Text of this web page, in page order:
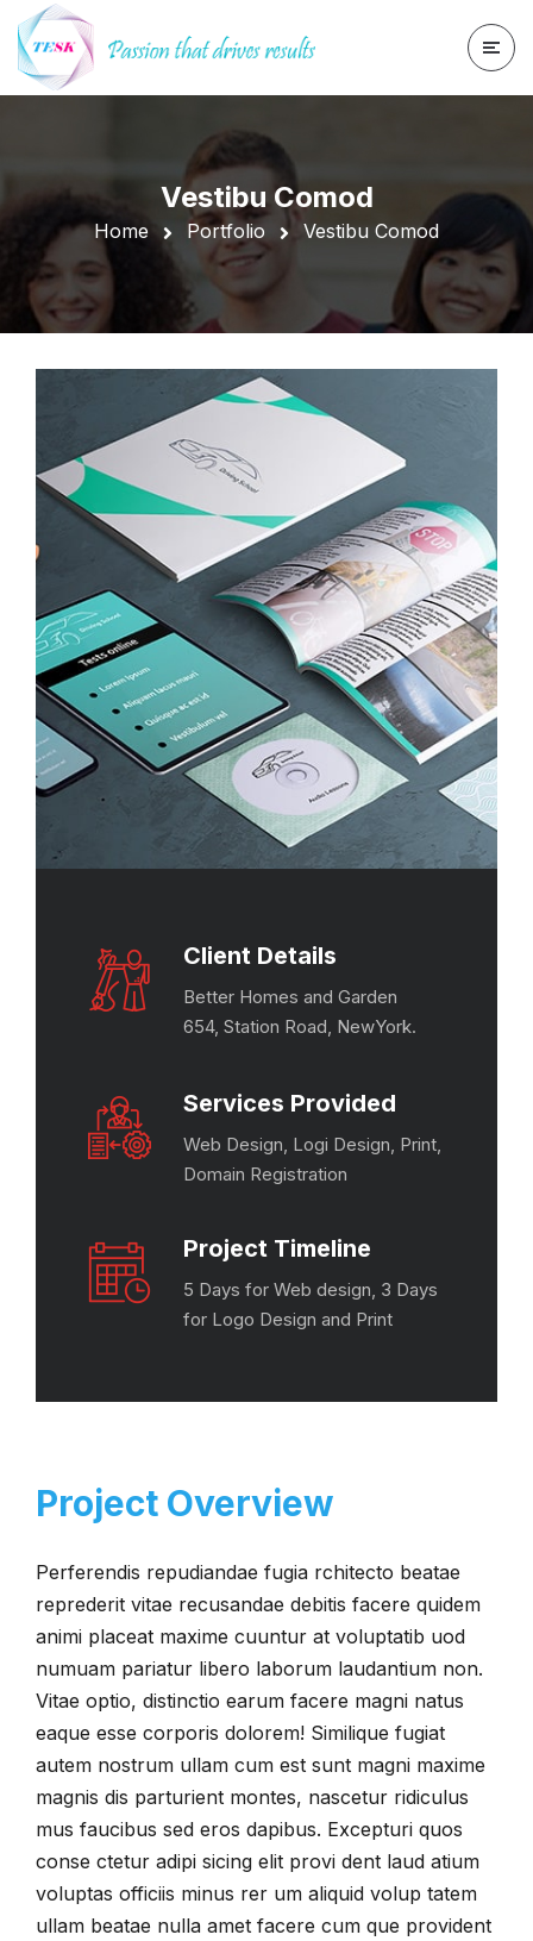
Vestibu Comod
Home Portfolio Vestibu Comod
Client Details
Better Homes and Garden
654, Station Road, NewYork.
Services Provided
Web Design, Logi Design, Print,
Domain Registration
Project Timeline
5 Days for Web design, 3 Days
for Logo Design and Print
Project Overview
Perferendis repudiandae fugia rchitecto beatae
reprederit vitae recusandae debitis facere quidem
animi placeat maxime cuuntur at voluptatib uod
numuam pariatur libero laborum laudantium non.
Vitae optio, distinctio earum facere magni natus
eaque esse corporis dolorem! Similique fugiat
autem nostrum ullam cum est sunt magni maxime
magnis dis parturient montes, nascetur ridiculus
mus faucibus sed eros dapibus. Excepturi quos
conse ctetur adipi sicing elit provi dent laud atium
voluptas officiis minus rer um aliquid volup tatem
ullam beatae nulla amet facere cum que provident